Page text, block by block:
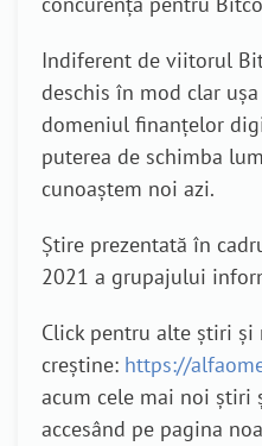
Indiferent de viitorul
deschis în mod clar
domeniul finanțelor
puterea de schimba
cunoaștem noi azi.
Știre prezentată în
2021 a grupajului
Click pentru alte știri și
creștine: https://
acum cele mai noi știri
accesând pe pagina